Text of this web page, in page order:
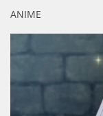
ANIME